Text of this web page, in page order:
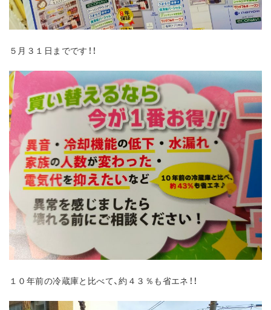
５月３１日までです！！
１０年前の冷蔵庫と比べて、約４３％も省エネ！！